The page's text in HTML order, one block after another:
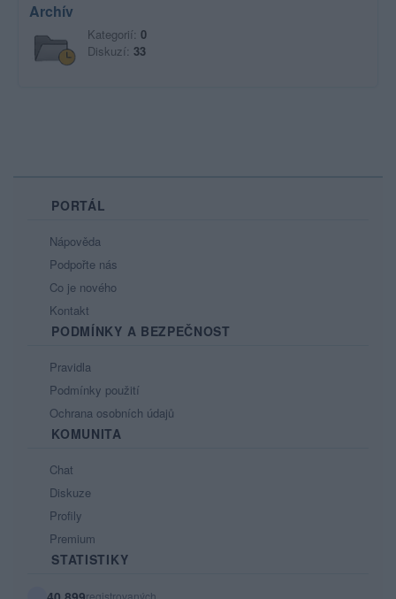
Archív
Kategorií: 0
Diskuzí: 33
PORTÁL
Nápověda
Podpořte nás
Co je nového
Kontakt
PODMÍNKY A BEZPEČNOST
Pravidla
Podmínky použití
Ochrana osobních údajů
KOMUNITA
Chat
Diskuze
Profily
Premium
STATISTIKY
registrovaných